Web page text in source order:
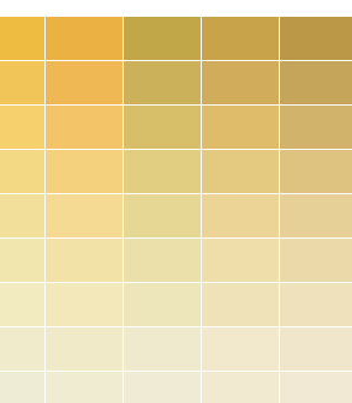
color_name
HEX:hex_code
HBW:hbw_code